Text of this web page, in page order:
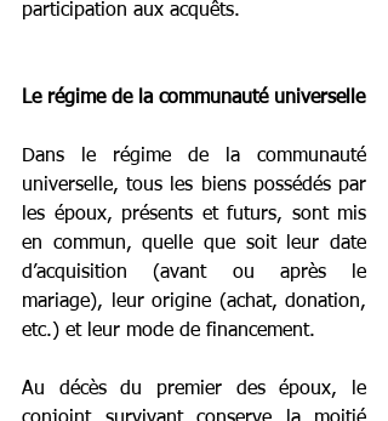
participation aux acquêts.
Le régime de la communauté universelle
Dans le régime de la communauté
universelle, tous les biens possédés par
les époux, présents et futurs, sont mis
en commun, quelle que soit leur date
d’acquisition (avant ou après le
mariage), leur origine (achat, donation,
etc.) et leur mode de financement.
Au décès du premier des époux, le